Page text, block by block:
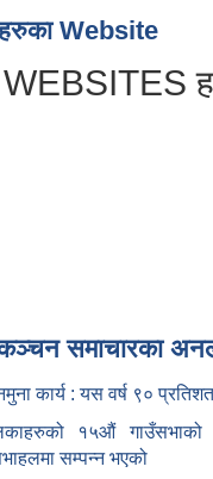
Website
WEBSITES
कञ्चन समाचारका
कार्य : यस वर्ष ९०
१५औं
सम्पन्न भएको